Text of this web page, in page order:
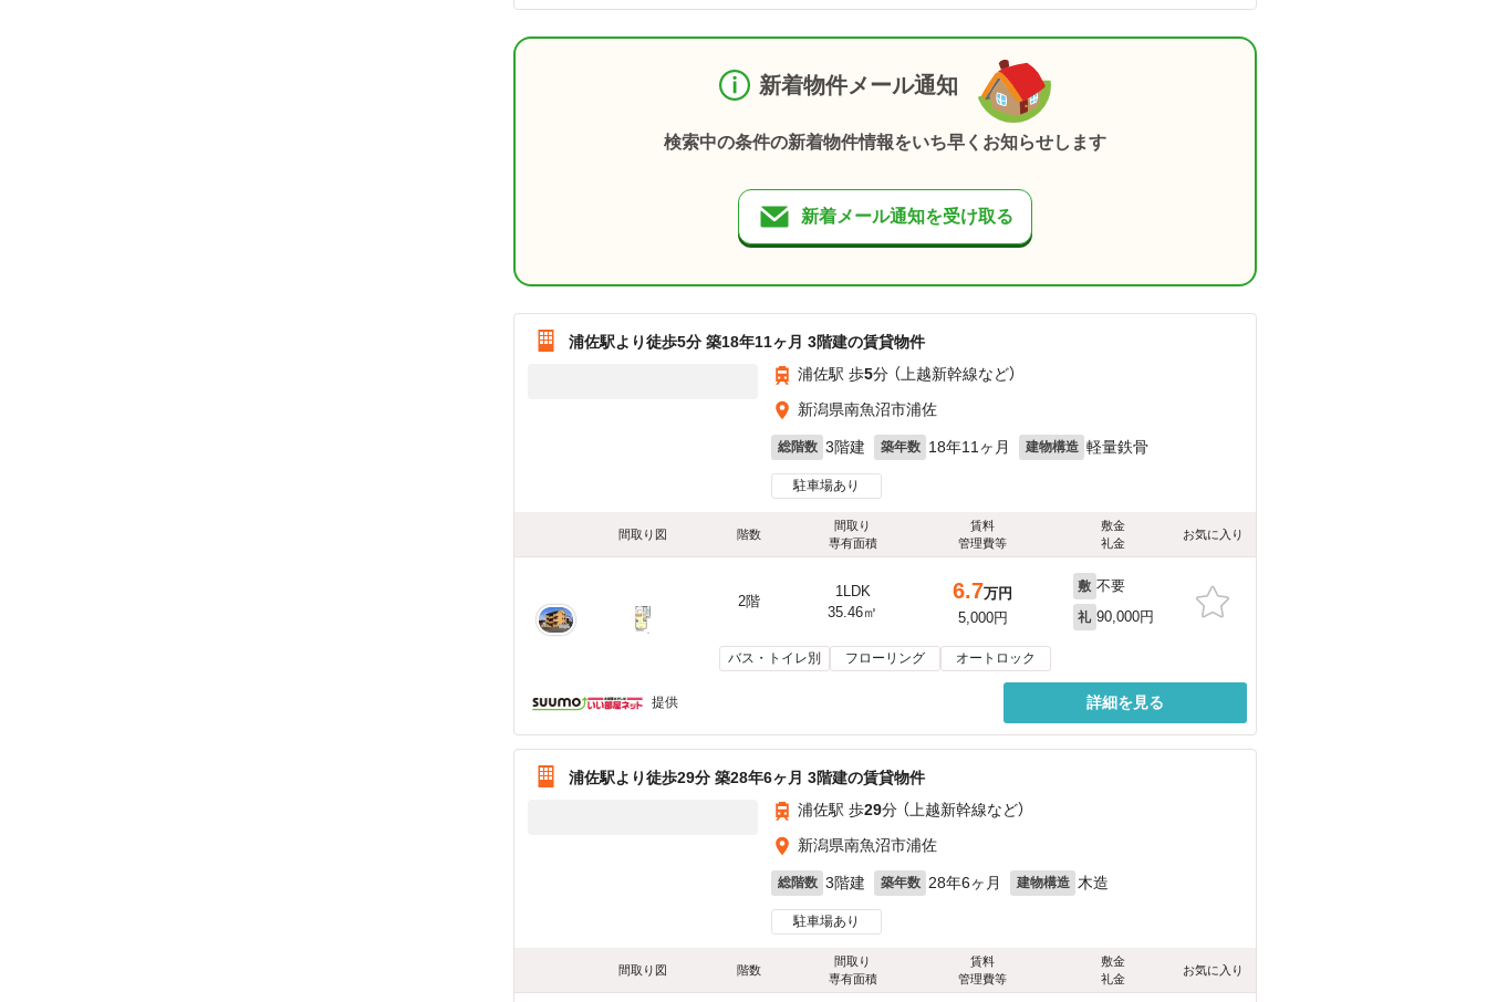
新着物件メール通知
検索中の条件の新着物件情報をいち早くお知らせします
新着メール通知を受け取る
浦佐駅より徒歩5分 築18年11ヶ月 3階建の賃貸物件
浦佐駅 歩5分 （上越新幹線など）
新潟県南魚沼市浦佐
総階数 3階建 築年数 18年11ヶ月 建物構造 軽量鉄骨
駐車場あり
間取り図 階数
間取り
専有面積
賃料
管理費等
敷金
礼金
お気に入り
2階
1LDK
35.46㎡
6.7万円
5,000円
敷 不要
礼 90,000円
バス・トイレ別 フローリング オートロック
提供 詳細を見る
浦佐駅より徒歩29分 築28年6ヶ月 3階建の賃貸物件
浦佐駅 歩29分 （上越新幹線など）
新潟県南魚沼市浦佐
総階数 3階建 築年数 28年6ヶ月 建物構造 木造
駐車場あり
間取り図 階数
間取り
専有面積
賃料
管理費等
敷金
礼金
お気に入り